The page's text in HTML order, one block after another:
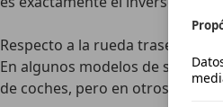
Respecto a la rueda trasera,
En algunos modelos de
de coches, pero en otros es